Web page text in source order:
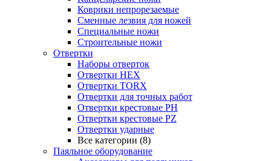
Коврики непрорезаемые
Сменные лезвия для ножей
Специальные ножи
Строительные ножи
Отвертки
Наборы отверток
Отвертки HEX
Отвертки TORX
Отвертки для точных работ
Отвертки крестовые PH
Отвертки крестовые PZ
Отвертки ударные
Все категории (8)
Паяльное оборудование